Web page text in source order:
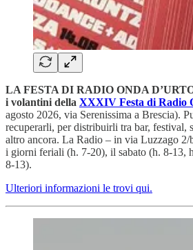
LA FESTA DI RADIO ONDA
i volantini della XXXIV Festa di Radio
agosto 2026, via Serenissima a Brescia).
recuperarli, per distribuirli tra bar, festival,
altro ancora. La Radio – in via Luzzago 2/
i giorni feriali (h. 7-20), il sabato (h. 8-13,
8-13).
Ulteriori informazioni le trovi qui.